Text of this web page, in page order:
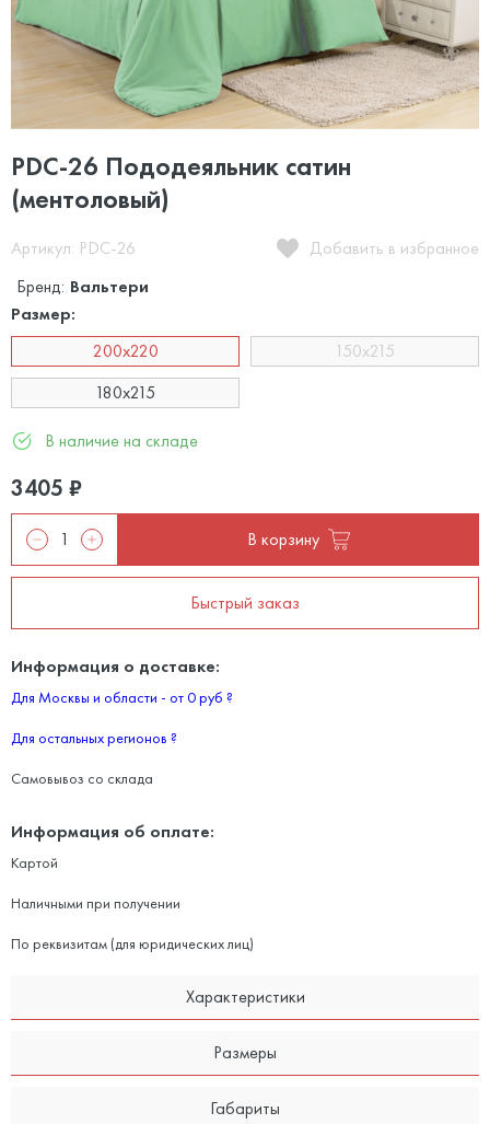
PDC-26 Пододеяльник сатин
(ментоловый)
Артикул: PDC-26
Добавить в избранное
Бренд: Вальтери
Размер:
200x220
150x215
180x215
В наличие на складе
3405 ₽
В корзину
Быстрый заказ
Информация о доставке:
Для Москвы и области - от 0 руб ?
Для остальных регионов ?
Самовывоз со склада
Информация об оплате:
Картой
Наличными при получении
По реквизитам (для юридических лиц)
Характеристики
Размеры
Габариты